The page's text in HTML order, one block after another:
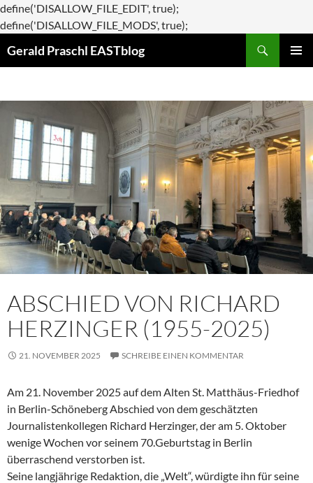
define('DISALLOW_FILE_EDIT', true);
define('DISALLOW_FILE_MODS', true);
Gerald Praschl EASTblog
ABSCHIED VON RICHARD
HERZINGER (1955-2025)
21. NOVEMBER 2025 SCHREIBE EINEN KOMMENTAR
Am 21. November 2025 auf dem Alten St. Matthäus-Friedhof
in Berlin-Schöneberg Abschied von dem geschätzten
Journalistenkollegen Richard Herzinger, der am 5. Oktober
wenige Wochen vor seinem 70.Geburtstag in Berlin
überraschend verstorben ist.
Seine langjährige Redaktion, die „Welt“, würdigte ihn für seine